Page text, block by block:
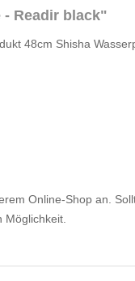
- Readir black"
48cm Shisha
Online-Shop an.